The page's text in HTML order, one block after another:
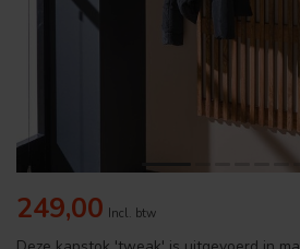
249,00 Incl. btw